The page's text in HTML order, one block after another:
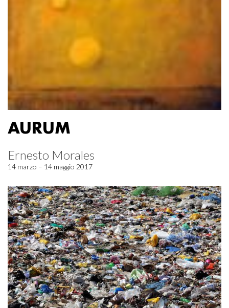
AURUM
Ernesto Morales
14 marzo – 14 maggio 2017